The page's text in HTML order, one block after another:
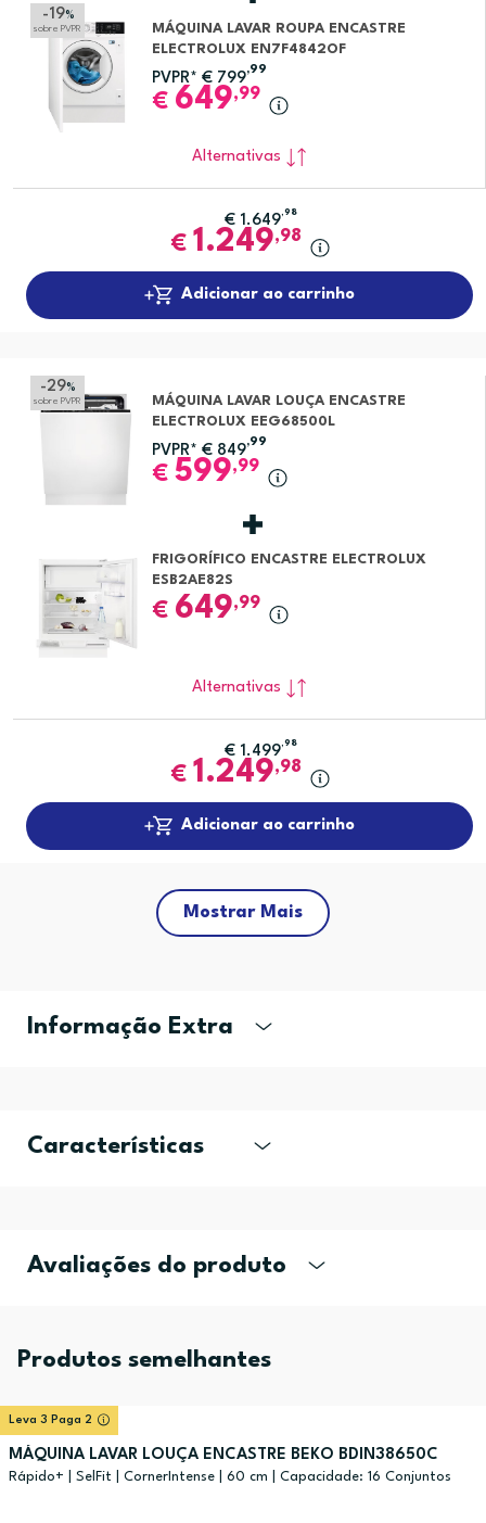
-19%
sobre PVPR
MÁQUINA LAVAR ROUPA ENCASTRE
ELECTROLUX EN7F4842OF
PVPR* € 799
,99
€ 649,99
Alternativas
€ 1.649,98
€ 1.249,98
Adicionar ao carrinho
-29%
sobre PVPR
MÁQUINA LAVAR LOUÇA ENCASTRE
ELECTROLUX EEG68500L
PVPR* € 849
,99
€ 599,99
FRIGORÍFICO ENCASTRE ELECTROLUX
ESB2AE82S
€ 649,99
Alternativas
€ 1.499,98
€ 1.249,98
Adicionar ao carrinho
Mostrar Mais
Informação Extra
Características
Avaliações do produto
Produtos semelhantes
Leva 3 Paga 2
MÁQUINA LAVAR LOUÇA ENCASTRE BEKO BDIN38650C
Rápido+ | SelFit | CornerIntense | 60 cm | Capacidade: 16 Conjuntos